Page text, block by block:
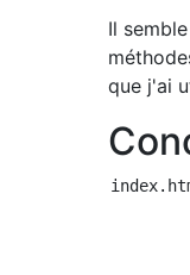
Il
que j'ai